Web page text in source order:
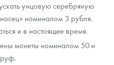
унцовую серебряную
номиналом 3 рубля.
и в настоящее время.
монеты номиналом 50 и